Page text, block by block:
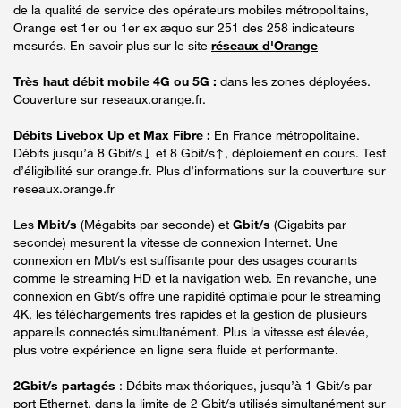
de la qualité de service des opérateurs mobiles métropolitains,
Orange est 1er ou 1er ex æquo sur 251 des 258 indicateurs
mesurés. En savoir plus sur le site réseaux d'Orange
Très haut débit mobile 4G ou 5G : dans les zones déployées.
Couverture sur reseaux.orange.fr.
Débits Livebox Up et Max Fibre : En France métropolitaine.
Débits jusqu’à 8 Gbit/s↓ et 8 Gbit/s↑, déploiement en cours. Test
d’éligibilité sur orange.fr. Plus d’informations sur la couverture sur
reseaux.orange.fr
Les Mbit/s (Mégabits par seconde) et Gbit/s (Gigabits par
seconde) mesurent la vitesse de connexion Internet. Une
connexion en Mbt/s est suffisante pour des usages courants
comme le streaming HD et la navigation web. En revanche, une
connexion en Gbt/s offre une rapidité optimale pour le streaming
4K, les téléchargements très rapides et la gestion de plusieurs
appareils connectés simultanément. Plus la vitesse est élevée,
plus votre expérience en ligne sera fluide et performante.
2Gbit/s partagés : Débits max théoriques, jusqu’à 1 Gbit/s par
port Ethernet, dans la limite de 2 Gbit/s utilisés simultanément sur